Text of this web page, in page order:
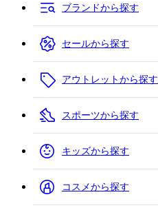
ブランドから探す
セールから探す
アウトレットから探す
スポーツから探す
キッズから探す
コスメから探す